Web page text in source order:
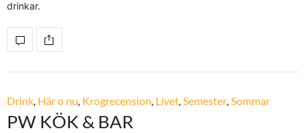
drinkar.
Drink, Här o nu, Krogrecension, Livet,Semester,Sommar
PW KÖK & BAR